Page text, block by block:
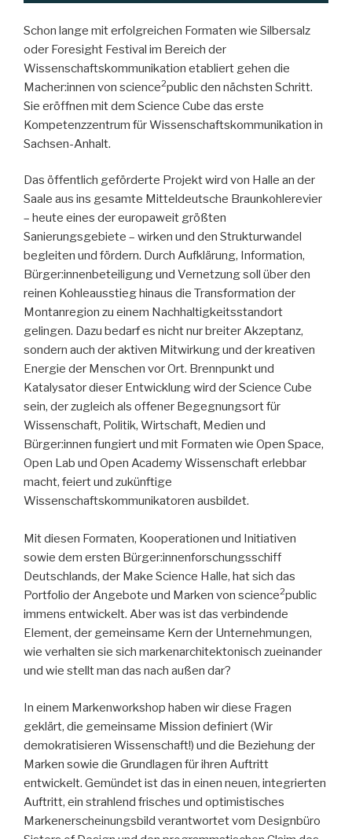
Schon lange mit erfolgreichen Formaten wie Silbersalz
oder Foresight Festival im Bereich der
Wissenschaftskommunikation etabliert gehen die
Macher:innen von science2public den nächsten Schritt.
Sie eröffnen mit dem Science Cube das erste
Kompetenzzentrum für Wissenschaftskommunikation in
Sachsen-Anhalt.
Das öffentlich geförderte Projekt wird von Halle an der
Saale aus ins gesamte Mitteldeutsche Braunkohlerevier
– heute eines der europaweit größten
Sanierungsgebiete – wirken und den Strukturwandel
begleiten und fördern. Durch Aufklärung, Information,
Bürger:innenbeteiligung und Vernetzung soll über den
reinen Kohleausstieg hinaus die Transformation der
Montanregion zu einem Nachhaltigkeitsstandort
gelingen. Dazu bedarf es nicht nur breiter Akzeptanz,
sondern auch der aktiven Mitwirkung und der kreativen
Energie der Menschen vor Ort. Brennpunkt und
Katalysator dieser Entwicklung wird der Science Cube
sein, der zugleich als offener Begegnungsort für
Wissenschaft, Politik, Wirtschaft, Medien und
Bürger:innen fungiert und mit Formaten wie Open Space,
Open Lab und Open Academy Wissenschaft erlebbar
macht, feiert und zukünftige
Wissenschaftskommunikatoren ausbildet.
Mit diesen Formaten, Kooperationen und Initiativen
sowie dem ersten Bürger:innenforschungsschiff
Deutschlands, der Make Science Halle, hat sich das
Portfolio der Angebote und Marken von science2public
immens entwickelt. Aber was ist das verbindende
Element, der gemeinsame Kern der Unternehmungen,
wie verhalten sie sich markenarchitektonisch zueinander
und wie stellt man das nach außen dar?
In einem Markenworkshop haben wir diese Fragen
geklärt, die gemeinsame Mission definiert (Wir
demokratisieren Wissenschaft!) und die Beziehung der
Marken sowie die Grundlagen für ihren Auftritt
entwickelt. Gemündet ist das in einen neuen, integrierten
Auftritt, ein strahlend frisches und optimistisches
Markenerscheinungsbild verantwortet vom Designbüro